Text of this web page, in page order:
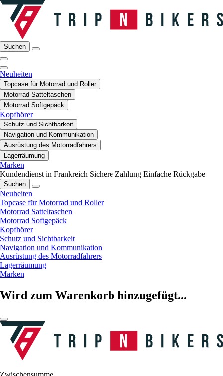
Suchen
Neuheiten
Topcase für Motorrad und Roller
Motorrad Satteltaschen
Motorrad Softgepäck
Kopfhörer
Schutz und Sichtbarkeit
Navigation und Kommunikation
Ausrüstung des Motorradfahrers
Lagerräumung
Marken
Kundendienst in Frankreich Sichere Zahlung Einfache Rückgabe
Suchen
Neuheiten
Topcase für Motorrad und Roller
Motorrad Satteltaschen
Motorrad Softgepäck
Kopfhörer
Schutz und Sichtbarkeit
Navigation und Kommunikation
Ausrüstung des Motorradfahrers
Lagerräumung
Marken
Wird zum Warenkorb hinzugefügt...